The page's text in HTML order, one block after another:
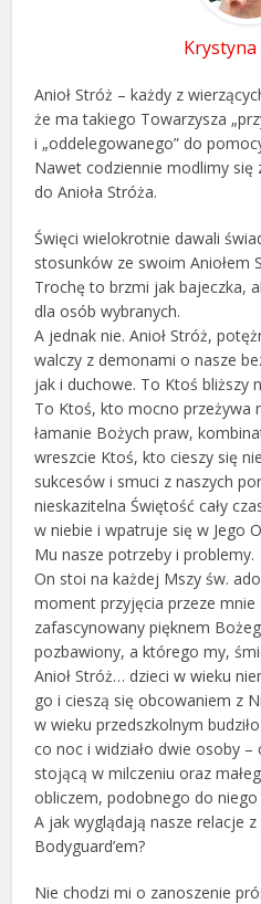
Krystyna
Anioł Stróż – każdy z
że ma takiego Towarzysza
i „oddelegowanego” do
Nawet codziennie modlimy się
do Anioła Stróża.
Święci wielokrotnie dawali
stosunków ze swoim Aniołem
Trochę to brzmi jak bajeczka,
dla osób wybranych.
A jednak nie. Anioł Stróż,
walczy z demonami o nasze
jak i duchowe. To Ktoś bliższy
To Ktoś, kto mocno przeżywa
łamanie Bożych praw,
wreszcie Ktoś, kto cieszy się
sukcesów i smuci z naszych
nieskazitelna Świętość cały
w niebie i wpatruje się w Jego
Mu nasze potrzeby i problemy.
On stoi na każdej Mszy św.
moment przyjęcia przeze mnie
zafascynowany pięknem
pozbawiony, a którego my,
Anioł Stróż… dzieci w wieku
go i cieszą się obcowaniem z
w wieku przedszkolnym
co noc i widziało dwie osoby
stojącą w milczeniu oraz
obliczem, podobnego do niego
A jak wyglądają nasze relacje
Bodyguard’em?
Nie chodzi mi o zanoszenie